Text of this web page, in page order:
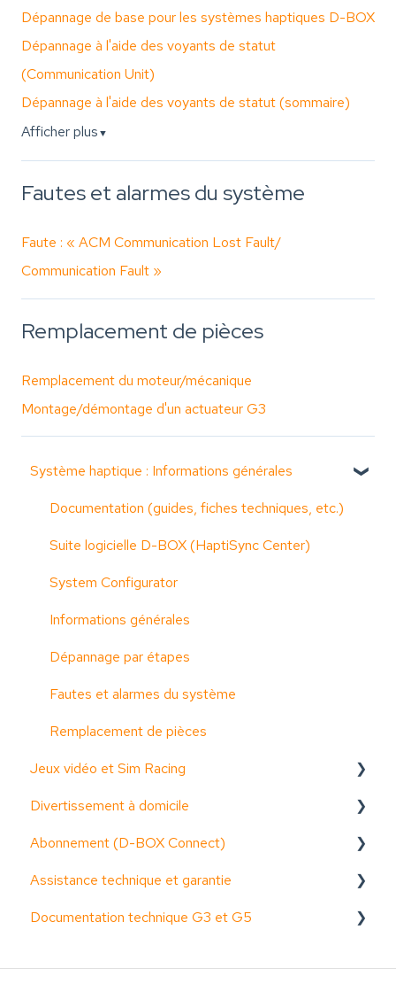
Dépannage de base pour les systèmes haptiques D-BOX
Dépannage à l'aide des voyants de statut
(Communication Unit)
Dépannage à l'aide des voyants de statut (sommaire)
Afficher plus ▼
Fautes et alarmes du système
Faute : « ACM Communication Lost Fault/
Communication Fault »
Remplacement de pièces
Remplacement du moteur/mécanique
Montage/démontage d'un actuateur G3
Système haptique : Informations générales
Documentation (guides, fiches techniques, etc.)
Suite logicielle D-BOX (HaptiSync Center)
System Configurator
Informations générales
Dépannage par étapes
Fautes et alarmes du système
Remplacement de pièces
Jeux vidéo et Sim Racing
Activation de l'appareil
Activer les codes de mouvement
Fonctionnalités
Guides d'utilisation des systèmes haptiques
Divertissement à domicile
Documentation (guides, fiches techniques, etc.)
Activation de l'appareil
Fonctionnalités
Abonnement (D-BOX Connect)
Pour commencer
Assistance technique et garantie
Informations générales
Documentation technique G3 et G5
et G5